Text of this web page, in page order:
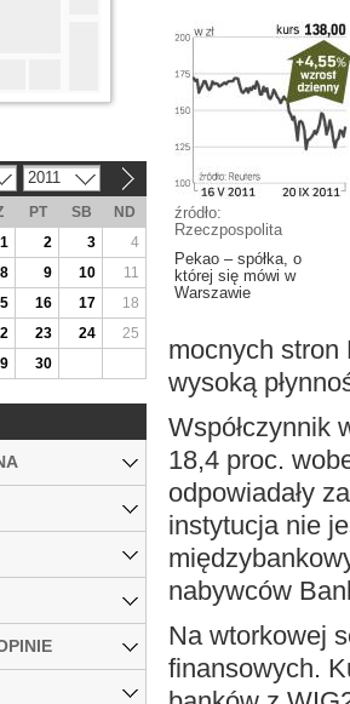
źródło:
Rzeczpospolita
Pekao – spółka, o
której się mówi w
Warszawie
mocnych stron
wysoką
Współczynnik
18,4 proc.
odpowiadały
instytucja nie
nabywców
Na wtorkowej
finansowych.
2011
PT SB
ND
1
2 3
4
8 9 10
11
16 17
18
23 24
25
30